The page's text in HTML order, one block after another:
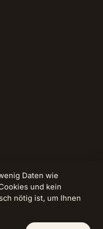
für
Daten wie
und kein
nötig ist, um Ihnen